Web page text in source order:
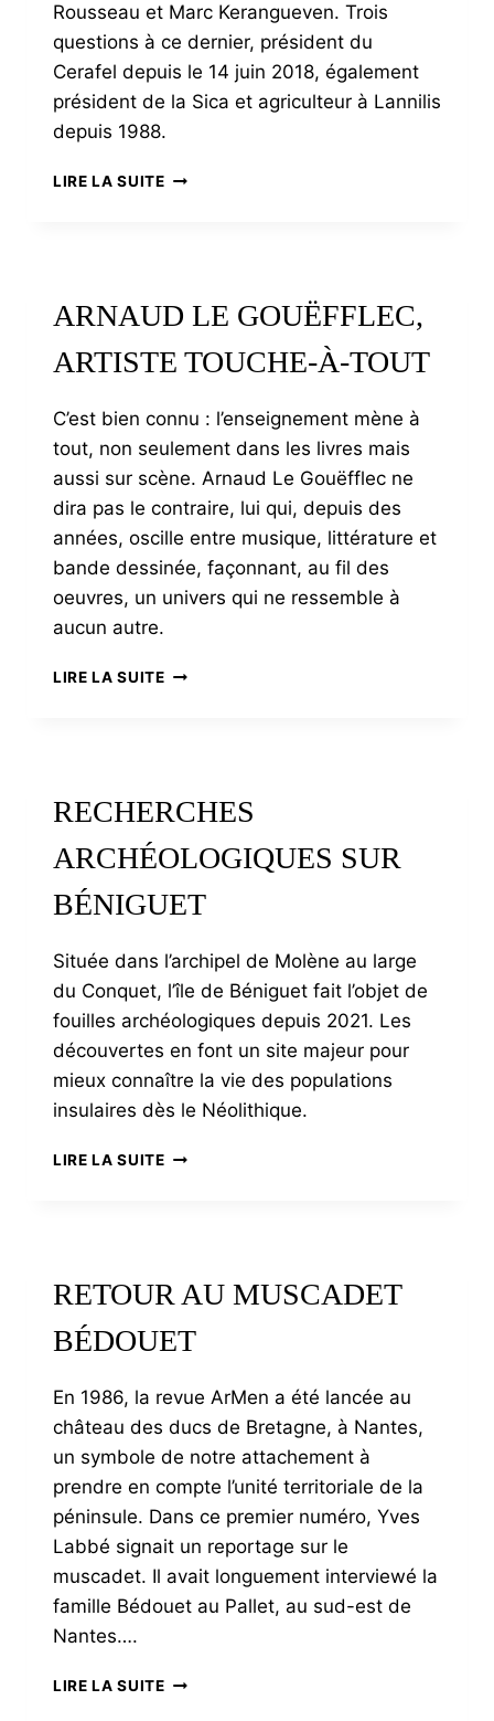
Rousseau et Marc Kerangueven. Trois
questions à ce dernier, président du
Cerafel depuis le 14 juin 2018, également
président de la Sica et agriculteur à Lannilis
depuis 1988.
LIRE LA SUITEMARC
AVOIR
DE
VALEUR
D’UN
LÉGUME
ARNAUD LE GOUËFFLEC,
ARTISTE TOUCHE-À-TOUT
C’est bien connu : l’enseignement mène à
tout, non seulement dans les livres mais
aussi sur scène. Arnaud Le Gouëfflec ne
dira pas le contraire, lui qui, depuis des
années, oscille entre musique, littérature et
bande dessinée, façonnant, au fil des
oeuvres, un univers qui ne ressemble à
aucun autre.
LIRE LA SUITEARNAUD
TOUT
RECHERCHES
ARCHÉOLOGIQUES SUR
BÉNIGUET
Située dans l’archipel de Molène au large
du Conquet, l’île de Béniguet fait l’objet de
fouilles archéologiques depuis 2021. Les
découvertes en font un site majeur pour
mieux connaître la vie des populations
insulaires dès le Néolithique.
LIRE LA SUITERECHERCHES
RETOUR AU MUSCADET
BÉDOUET
En 1986, la revue ArMen a été lancée au
château des ducs de Bretagne, à Nantes,
un symbole de notre attachement à
prendre en compte l’unité territoriale de la
péninsule. Dans ce premier numéro, Yves
Labbé signait un reportage sur le
muscadet. Il avait longuement interviewé la
famille Bédouet au Pallet, au sud-est de
Nantes….
LIRE LA SUITERETOUR